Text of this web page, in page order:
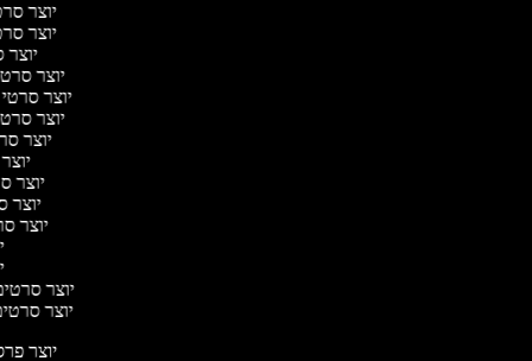
יוצר
יוצר
יוצר
יוצר
יוצר סרטי
יוצר
יוצר
יוצר
יוצר
יוצר
יוצר
יוצר
יוצר